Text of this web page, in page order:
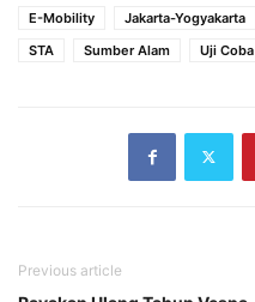
E-Mobility
Jakarta-Yogyakarta
STA
Sumber Alam Uji Coba
Previous article